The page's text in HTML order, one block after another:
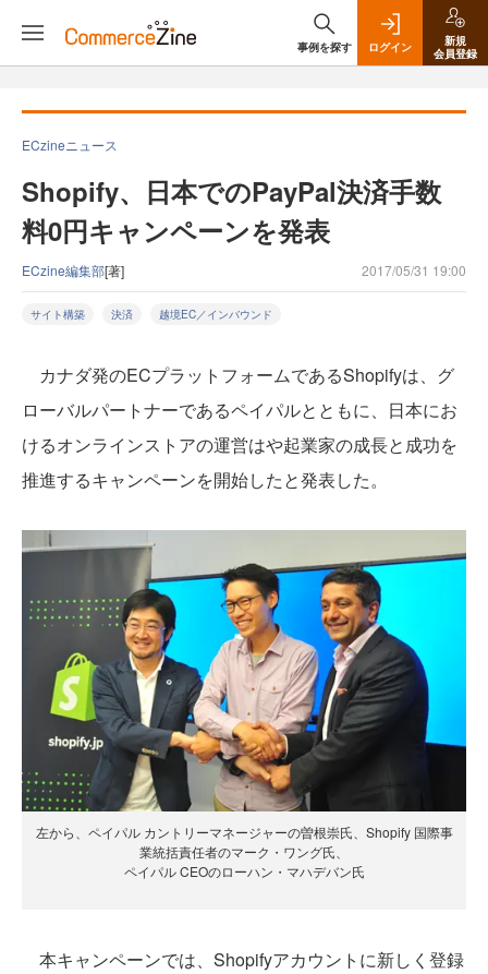
事例を探す ログイン
新規
会員登録
ECzineニュース
Shopify、日本でのPayPal決済手数
料0円キャンペーンを発表
ECzine編集部[著] 2017/05/31 19:00
サイト構築 決済 越境EC／インバウンド
カナダ発のECプラットフォームであるShopifyは、グ
ローバルパートナーであるペイパルとともに、日本にお
けるオンラインストアの運営はや起業家の成長と成功を
推進するキャンペーンを開始したと発表した。
左から、ペイパル カントリーマネージャーの曽根崇氏、Shopify 国際事
業統括責任者のマーク・ワング氏、
ペイパル CEOのローハン・マハデバン氏
本キャンペーンでは、Shopifyアカウントに新しく登録